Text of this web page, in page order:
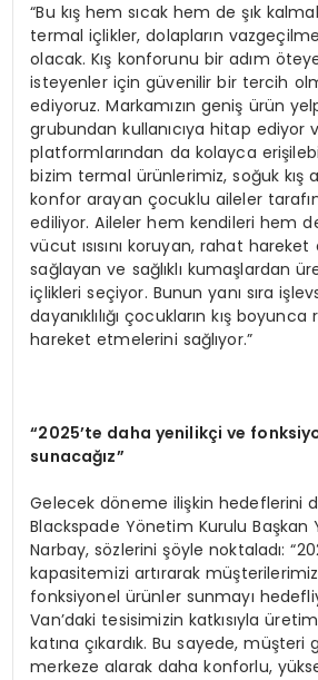
“Bu kış hem sıcak hem de şık
termal içlikler, dolapların
olacak. Kış konforunu bir adım
isteyenler için güvenilir bir tercih
ediyoruz. Markamızın geniş ürün
grubundan kullanıcıya hitap ediyor
platformlarından da kolayca
bizim termal ürünlerimiz, soğuk kış
konfor arayan çocuklu aileler
ediliyor. Aileler hem kendileri hem
vücut ısısını koruyan, rahat
sağlayan ve sağlıklı kumaşlardan
içlikleri seçiyor. Bunun yanı sıra
dayanıklılığı çocukların kış
hareket etmelerini sağlıyor.”
“2025’te daha yenilikçi ve
sunacağız”
Gelecek döneme ilişkin hedeflerini
Blackspade Yönetim Kurulu Başkan
Narbay, sözlerini şöyle noktaladı:
kapasitemizi artırarak
fonksiyonel ürünler sunmayı
Van’daki tesisimizin katkısıyla
katına çıkardık. Bu sayede, müşteri
merkeze alarak daha konforlu,